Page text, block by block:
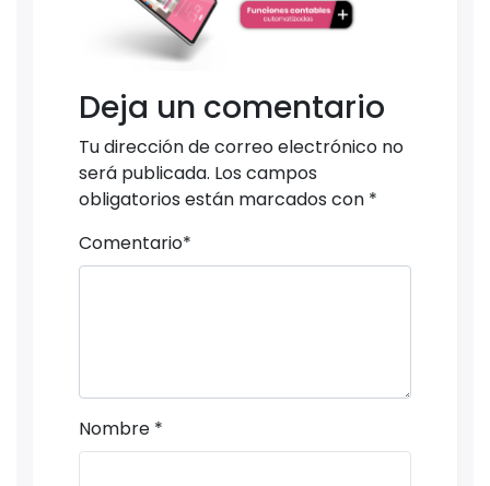
Deja un comentario
Tu dirección de correo electrónico no
será publicada. Los campos
obligatorios están marcados con *
Comentario*
Nombre *